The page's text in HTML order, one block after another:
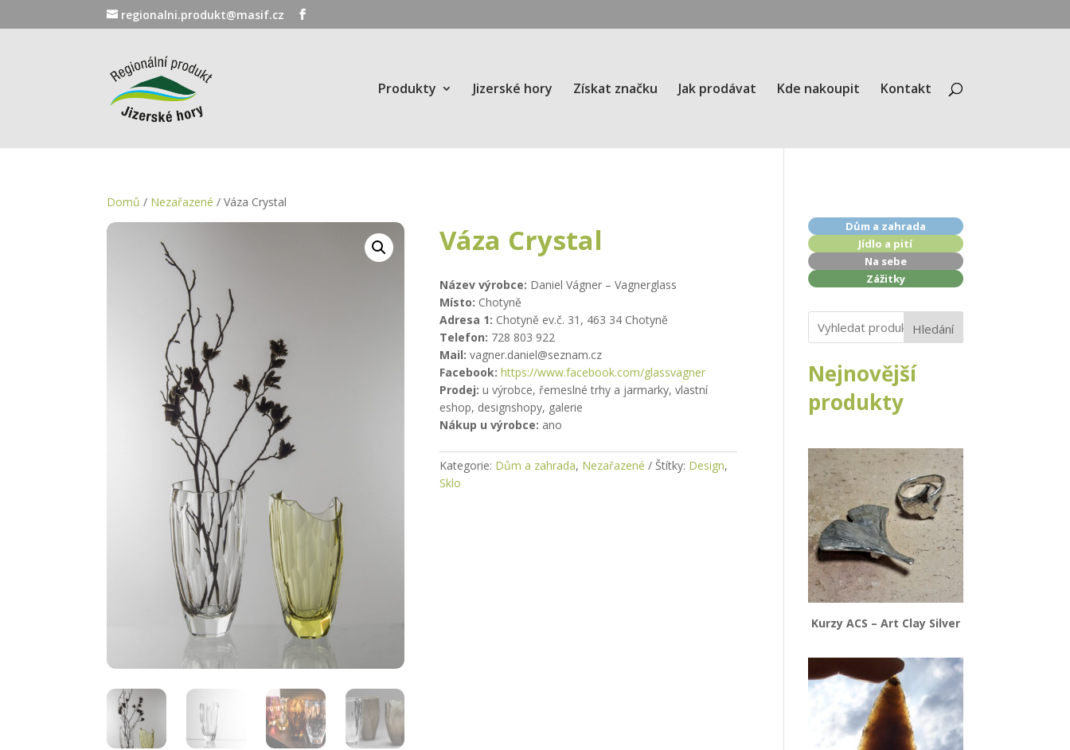
regionalni.produkt@masif.cz
Produkty Jizerské hory Získat značku Jak prodávat Kde nakoupit Kontakt
Domů / Nezařazené / Váza Crystal
Váza Crystal
Název výrobce: Daniel Vágner – Vagnerglass
Místo: Chotyně
Adresa 1: Chotyně ev.č. 31, 463 34 Chotyně
Telefon: 728 803 922
Mail: vagner.daniel@seznam.cz
Facebook: https://www.facebook.com/glassvagner
Prodej: u výrobce, řemeslné trhy a jarmarky, vlastní
eshop, designshopy, galerie
Nákup u výrobce: ano
Kategorie: Dům a zahrada, Nezařazené Štítky: Design,
Sklo
Dům a zahrada
Jídlo a pití
Na sebe
Zážitky
Hledání
Nejnovější
produkty
Kurzy ACS – Art Clay Silver